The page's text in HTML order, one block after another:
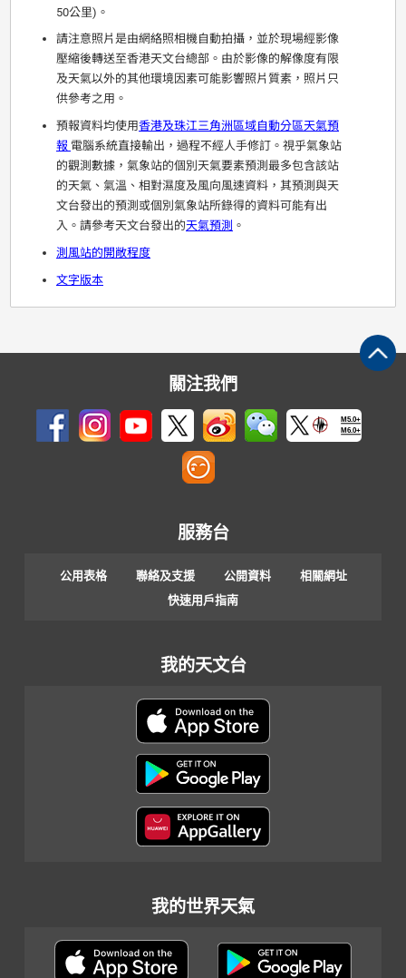
50公里)。
請注意照片是由網絡照相機自動拍攝，並於現場經影像
壓縮後轉送至香港天文台總部。由於影像的解像度有限
及天氣以外的其他環境因素可能影響照片質素，照片只
供參考之用。
預報資料均使用香港及珠江三角洲區域自動分區天氣預
報 電腦系統直接輸出，過程不經人手修訂。視乎氣象站
的觀測數據，氣象站的個別天氣要素預測最多包含該站
的天氣、氣溫、相對濕度及風向風速資料，其預測與天
文台發出的預測或個別氣象站所錄得的資料可能有出
入。請參考天文台發出的天氣預測 。
測風站的開敞程度
文字版本
關注我們
M5.0+
M6.0+
服務台
公用表格 聯絡及支援 公開資料
相關網址
快速用戶指南
我的天文台
我的世界天氣